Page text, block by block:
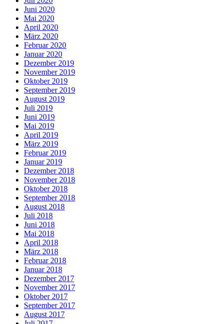
Juni 2020
Mai 2020
April 2020
März 2020
Februar 2020
Januar 2020
Dezember 2019
November 2019
Oktober 2019
September 2019
August 2019
Juli 2019
Juni 2019
Mai 2019
April 2019
März 2019
Februar 2019
Januar 2019
Dezember 2018
November 2018
Oktober 2018
September 2018
August 2018
Juli 2018
Juni 2018
Mai 2018
April 2018
März 2018
Februar 2018
Januar 2018
Dezember 2017
November 2017
Oktober 2017
September 2017
August 2017